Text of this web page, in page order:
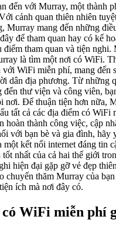
đến với Murray, một thành
cảnh quan thiên nhiên
Murray mang đến những
để tham quan hay có kế
điểm tham quan và tiện nghi.
là tìm một nơi có WiFi.
với WiFi miễn phí, mang đến
dân địa phương. Từ những
đến thư viện và công viên,
nơi. Để thuận tiện hơn nữa,
tất cả các địa điểm có WiFi
hoàn thành công việc, cập
với bạn bè và gia đình, hãy
một kết nối internet đáng tin
nhất của cả hai thế giới
hiện đại gặp gỡ vẻ đẹp
chuyến thăm Murray của
ích mà nơi đây có.
WiFi miễn phí